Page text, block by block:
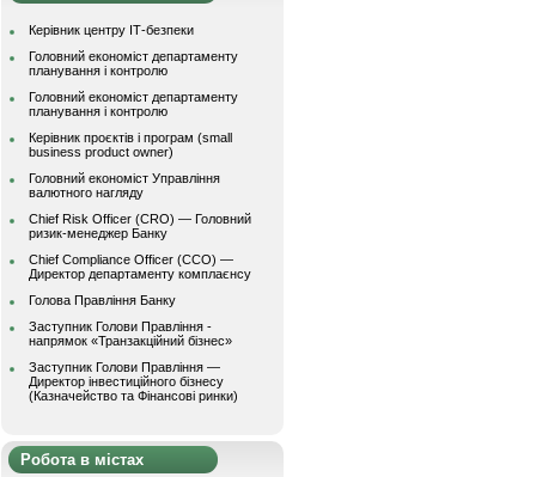
Керівник центру ІТ-безпеки
Головний економіст департаменту
планування і контролю
Головний економіст департаменту
планування і контролю
Керівник проєктів і програм (small
business product owner)
Головний економіст Управління
валютного нагляду
Chief Risk Officer (CRO) — Головний
ризик-менеджер Банку
Chief Compliance Officer (CCO) —
Директор департаменту комплаєнсу
Голова Правління Банку
Заступник Голови Правління -
напрямок «Транзакційний бізнес»
Заступник Голови Правління —
Директор інвестиційного бізнесу
(Казначейство та Фінансові ринки)
Робота в містах